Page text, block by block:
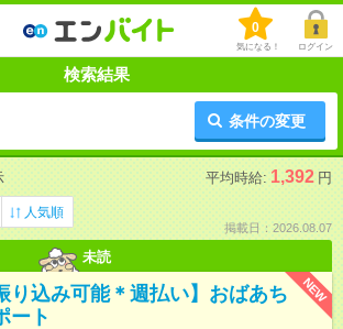
0
気になる！ ログイン
検索結果
条件の変更
平均時給: 1,392 円
人気順
掲載日：2026.08.07
未読
NEW
り込み可能＊週払い】おばあち
ート